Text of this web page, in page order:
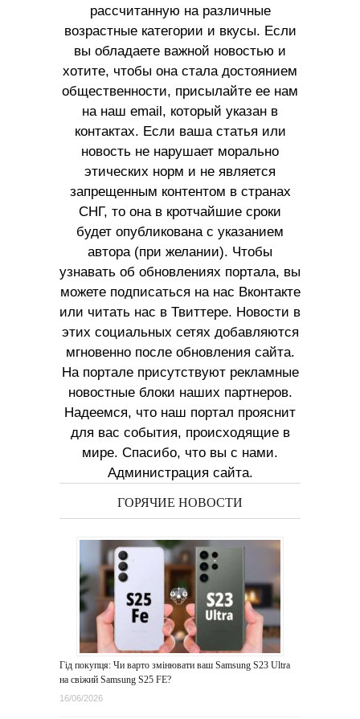
рассчитанную на различные
возрастные категории и вкусы. Если
вы обладаете важной новостью и
хотите, чтобы она стала достоянием
общественности, присылайте ее нам
на наш email, который указан в
контактах. Если ваша статья или
новость не нарушает морально
этических норм и не является
запрещенным контентом в странах
СНГ, то она в кротчайшие сроки
будет опубликована с указанием
автора (при желании). Чтобы
узнавать об обновлениях портала, вы
можете подписаться на нас Вконтакте
или читать нас в Твиттере. Новости в
этих социальных сетях добавляются
мгновенно после обновления сайта.
На портале присутствуют рекламные
новостные блоки наших партнеров.
Надеемся, что наш портал прояснит
для вас события, происходящие в
мире. Спасибо, что вы с нами.
Администрация сайта.
ГОРЯЧИЕ НОВОСТИ
Гід покупця: Чи варто змінювати ваш Samsung S23 Ultra
на свіжий Samsung S25 FE?
16/06/2026